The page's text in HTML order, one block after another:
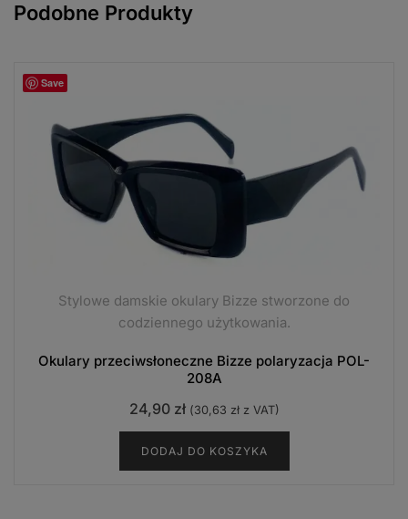
Podobne Produkty
Save
Stylowe damskie okulary Bizze stworzone do
codziennego użytkowania.
Okulary przeciwsłoneczne Bizze polaryzacja POL-
208A
24,90 zł (30,63 złz VAT)
DODAJ DO KOSZYKA